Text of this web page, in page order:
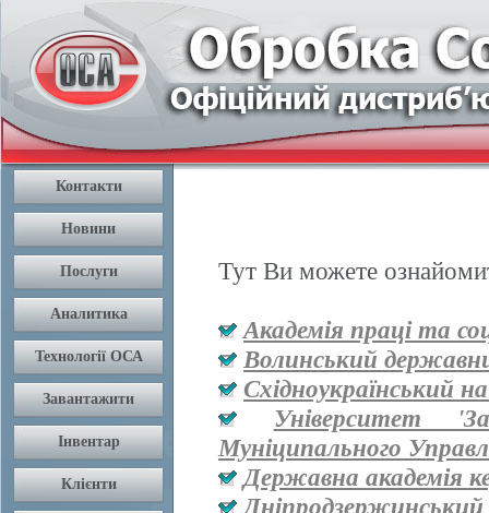
Тут Ви можете
Академія праці та
Волинський
Східноукраїнський
Університет
Муніципального
Державна академія